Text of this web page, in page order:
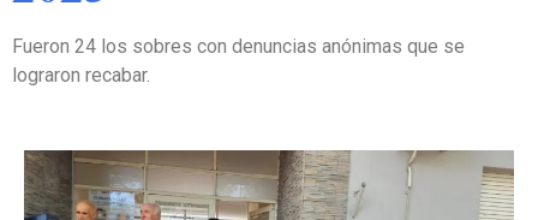
Fueron 24 los sobres con denuncias anónimas que se
lograron recabar.